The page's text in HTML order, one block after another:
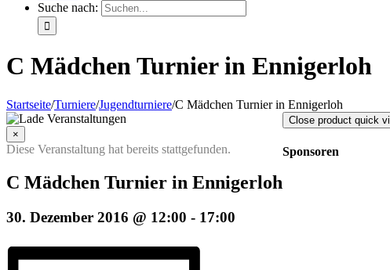
Suche nach:
C Mädchen Turnier in Ennigerloh
Startseite/Turniere/Jugendturniere/C Mädchen Turnier in Ennigerloh
×
Diese Veranstaltung hat bereits stattgefunden.
C Mädchen Turnier in Ennigerloh
30. Dezember 2016 @ 12:00 - 17:00
Close product quick
Sponsoren